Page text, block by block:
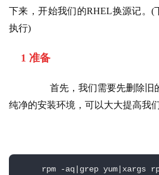
下来，开始我们的RHEL换源记。(
执行)
1 准备
首先，我们需要先删除旧
纯净的安装环境，可以大大提高我
rpm -aq|grep yum|xargs